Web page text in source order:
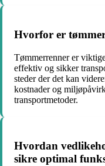
Hvorfor er
Tømmerrenner er
effektiv og sikker
steder der det kan
kostnader og
transportmetoder.
Hvordan
sikre optimal